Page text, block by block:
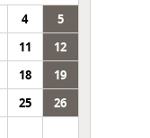
4
5
11
12
18
19
25
26